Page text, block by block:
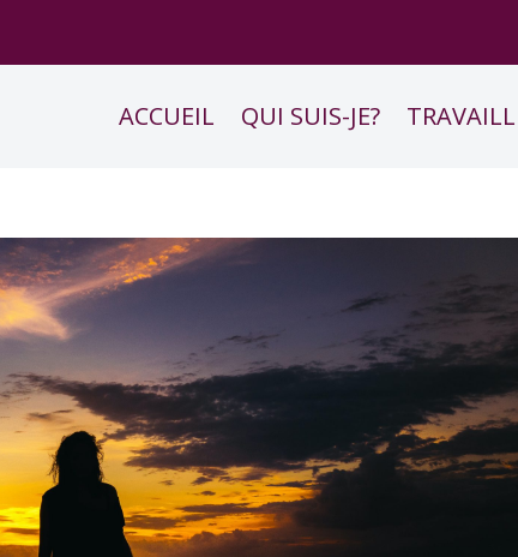
ACCUEIL QUI SUIS-JE?